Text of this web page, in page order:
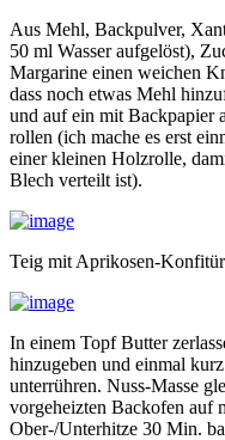
Aus Mehl, Backpulver,
50 ml Wasser aufgelöst),
Margarine einen weichen
dass noch etwas Mehl
und auf ein mit Backpapier
rollen (ich mache es erst
einer kleinen Holzrolle,
Blech verteilt ist).
Teig mit Aprikosen-
In einem Topf Butter
hinzugeben und einmal
unterrühren. Nuss-Masse
vorgeheizten Backofen auf
Ober-/Unterhitze 30 Min.